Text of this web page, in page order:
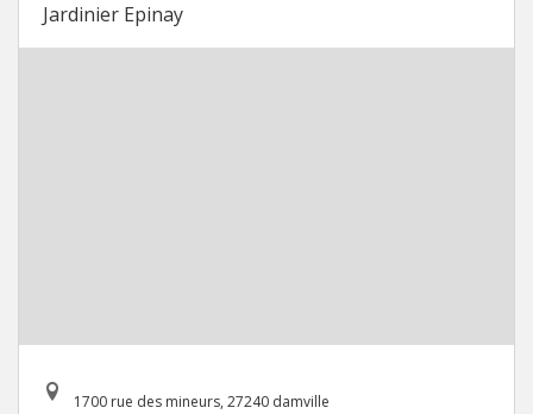
Jardinier Epinay
1700 rue des mineurs, 27240 damville